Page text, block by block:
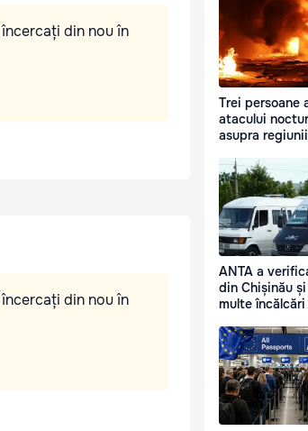
din nou în
din nou în
Trei persoane
atacului
asupra
ANTA a
din Chișinău
multe încălcări